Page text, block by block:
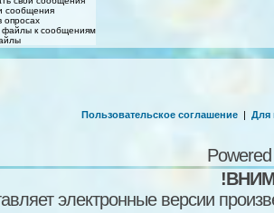
сообщения
опросах
файлы к сообщениям
Пользовательское соглашение | Для
электронные версии